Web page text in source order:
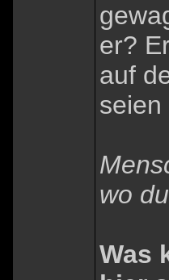
er?
auf
seien
wo
Was